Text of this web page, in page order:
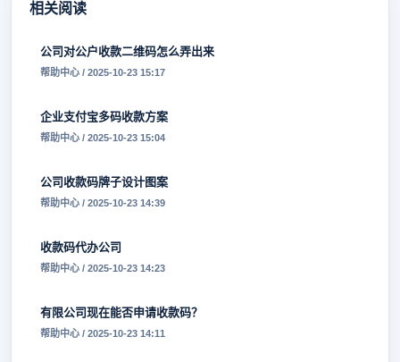
相关阅读
公司对公户收款二维码怎么弄出来
帮助中心 / 2025-10-23 15:17
企业支付宝多码收款方案
帮助中心 / 2025-10-23 15:04
公司收款码牌子设计图案
帮助中心 / 2025-10-23 14:39
收款码代办公司
帮助中心 / 2025-10-23 14:23
有限公司现在能否申请收款码？
帮助中心 / 2025-10-23 14:11